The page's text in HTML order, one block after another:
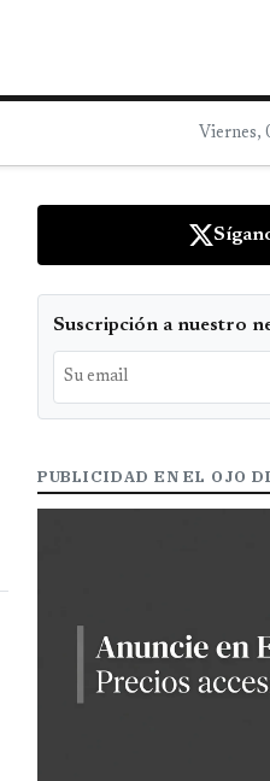
Viernes,
Suscripción a nuestro
PUBLICIDAD EN EL OJO